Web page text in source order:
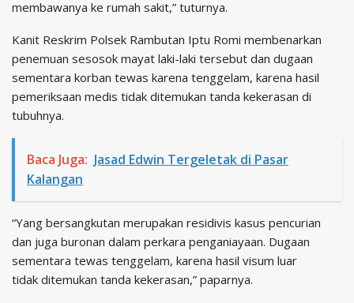
membawanya ke rumah sakit,” tuturnya.
Kanit Reskrim Polsek Rambutan Iptu Romi membenarkan
penemuan sesosok mayat laki-laki tersebut dan dugaan
sementara korban tewas karena tenggelam, karena hasil
pemeriksaan medis tidak ditemukan tanda kekerasan di
tubuhnya.
Baca Juga: Jasad Edwin Tergeletak di Pasar
Kalangan
“Yang bersangkutan merupakan residivis kasus pencurian
dan juga buronan dalam perkara penganiayaan. Dugaan
sementara tewas tenggelam, karena hasil visum luar
tidak ditemukan tanda kekerasan,” paparnya.